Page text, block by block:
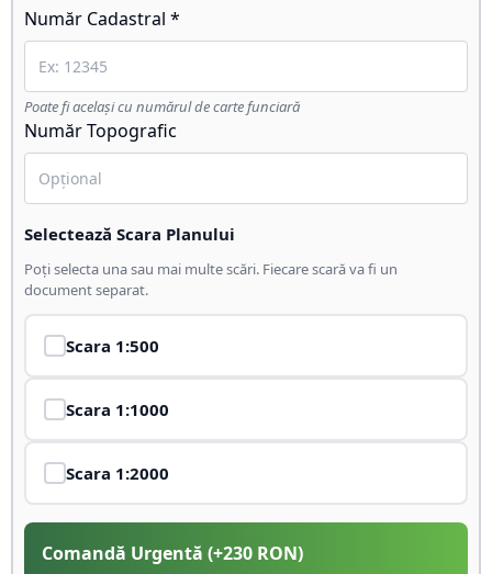
Număr Cadastral *
Poate fi același cu numărul de carte funciară
Număr Topografic
Selectează Scara Planului
Poți selecta una sau mai multe scări. Fiecare scară va fi un
document separat.
Scara 1:500
Scara 1:1000
Scara 1:2000
Comandă Urgentă (+230 RON)